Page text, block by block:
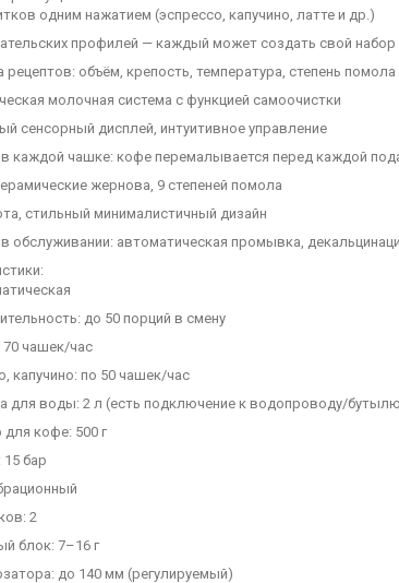
одним нажатием (эспрессо, капучино, латте и др.)
профилей — каждый может создать свой набор
рецептов: объём, крепость, температура, степень помола
молочная система с функцией самоочистки
сенсорный дисплей, интуитивное управление
каждой чашке: кофе перемалывается перед каждой
жернова, 9 степеней помола
стильный минималистичный дизайн
обслуживании: автоматическая промывка,
до 50 порций в смену
70 чашек/час
капучино: по 50 чашек/час
для воды: 2 л (есть подключение к водопроводу/
для кофе: 500 г
бар
2
блок: 7–16 г
до 140 мм (регулируемый)